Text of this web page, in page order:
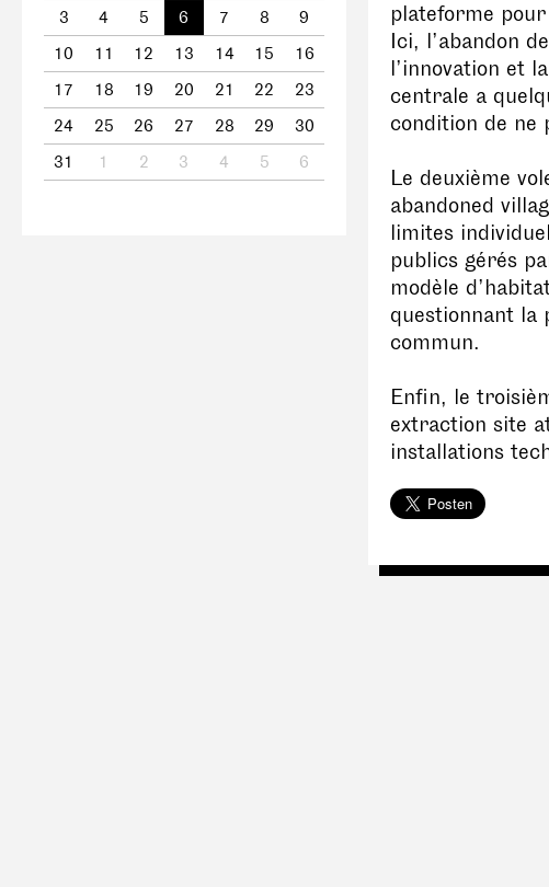
plateforme
Ici, l’abandon
l’innovation et
centrale a
condition de ne
Le deuxième
abandoned
limites
publics gérés
modèle
questionnant la
commun.
Enfin, le
extraction site
installations
3
4 5 6 7 8
9
10
11 12 13 14 15
16
17
18 19 20 21 22
23
24
25 26 27 28 29
30
31
1 2 3 4 5 6